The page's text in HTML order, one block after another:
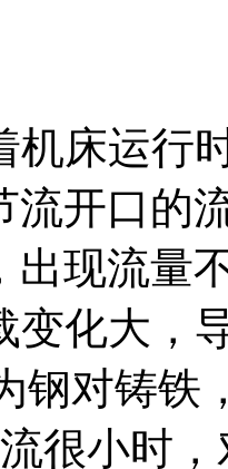
床运行
流开口的
出现流量
化大，
钢对铸铁
很小时，